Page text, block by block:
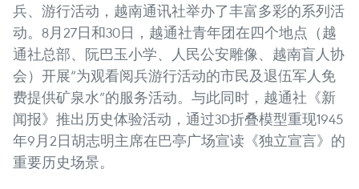
兵、游行活动，越南通讯社举办了丰富多彩的系列活
动。8月27日和30日，越通社青年团在四个地点（越
通社总部、阮巴玉小学、人民公安雕像、越南盲人协
会）开展“为观看阅兵游行活动的市民及退伍军人免
费提供矿泉水”的服务活动。与此同时，越通社《新
闻报》推出历史体验活动，通过3D折叠模型重现1945
年9月2日胡志明主席在巴亭广场宣读《独立宣言》的
重要历史场景。